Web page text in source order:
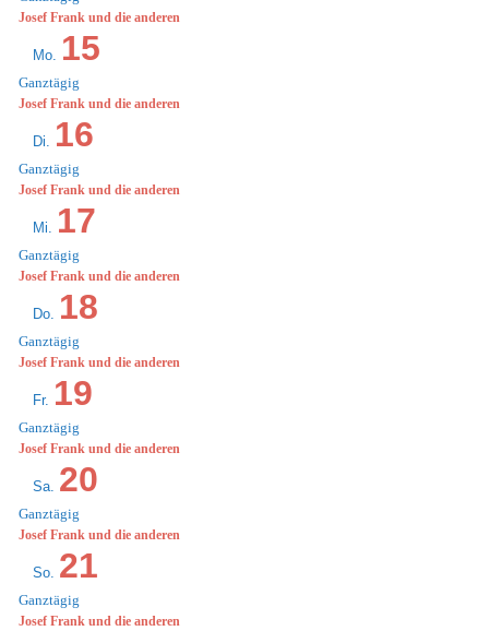
Josef Frank und die anderen
Mo. 15
Ganztägig
Josef Frank und die anderen
Di. 16
Ganztägig
Josef Frank und die anderen
Mi. 17
Ganztägig
Josef Frank und die anderen
Do. 18
Ganztägig
Josef Frank und die anderen
Fr. 19
Ganztägig
Josef Frank und die anderen
Sa. 20
Ganztägig
Josef Frank und die anderen
So. 21
Ganztägig
Josef Frank und die anderen